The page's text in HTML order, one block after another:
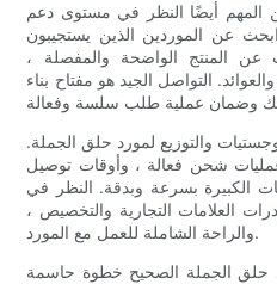
المهم أيضًا النظر في مستوى دعم
عن الموردين الذين يستجيبون
عن المنتج الواضحة والمفصلة ،
التواصل الجيد هو مفتاح بناء
والتوزيع لمورد حلق الجملة.
شحن فعالة ، وأوقات توصيل
الكبيرة بسرعة وبدقة. النظر في
العلامات التجارية والتخصيص ،
والراحة الشاملة للعمل مع المورد.
حلق الجملة الصحيح خطوة حاسمة